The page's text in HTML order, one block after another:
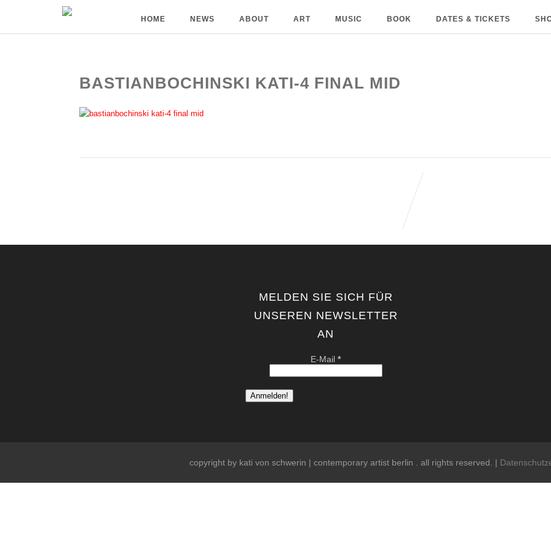
HOME NEWS ABOUT ART MUSIC BOOK DATES & TICKETS
BASTIANBOCHINSKI KATI-4 FINAL MID
MELDEN SIE SICH FÜR
UNSEREN NEWSLETTER
AN
E-Mail*
copyright by kati von schwerin | contemporary artist berlin . all rights reserved. |